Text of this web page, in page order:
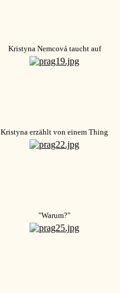
Kristyna Nemcová taucht auf
Kristyna erzählt von einem Thing
"Warum?"